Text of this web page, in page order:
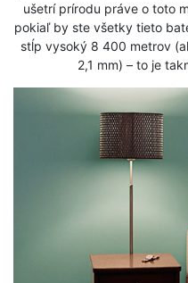
ušetrí prírodu práve o toto
pokiaľ by ste všetky tieto
stĺp vysoký 8 400 metrov
2,1 mm) – to je